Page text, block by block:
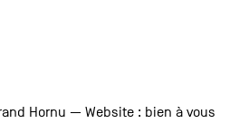
Hornu — Website : bien à vous